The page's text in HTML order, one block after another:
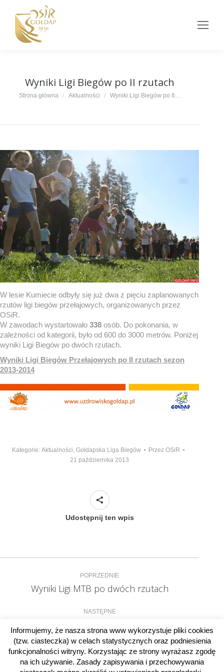
Wyniki Ligi Biegów po II rzutach
Jesteś tutaj:
Strona główna Aktualności Wyniki Ligi Biegów po II…
W lesie Kumiecie odbyły się już dwa z pięciu zaplanowanych
rzutów ligi biegów przełajowych, organizowanych przez
OSiR.
W zawodach wystartowało 338 osób. Do pokonania, w
zależności od kategorii, było od 600 do 3000 metrów. Poniżej
wyniki Ligi Biegów po dwóch rzutach.
Wyniki Ligi Biegów Przełajowych po II rzutach sezon
2013-2014
Kategorie: Aktualności Gołdapska Liga Biegów Przez OSiR
21 października 2013
Udostępnij ten wpis
Nawigacja
wpisów
POPRZEDNIE
Poprzedni
Wyniki Ligi MTB po dwóch rzutach
NASTĘPNE
wpis:
Derby Gołdapi w Piłce Ręcznej
Informujemy, że nasza strona www wykorzystuje pliki cookies
(tzw. ciasteczka) w celach statystycznych oraz podniesienia
funkcjonalności witryny. Korzystając ze strony wyrażasz zgodę
na ich używanie. Zasady zapisywania i przechowywania